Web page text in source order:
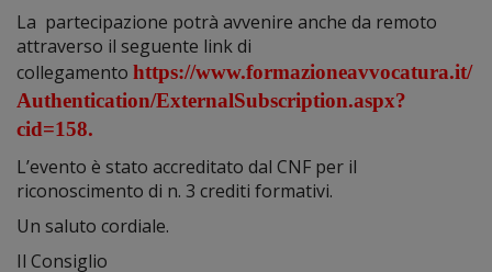
La partecipazione potrà avvenire anche da remoto
attraverso il seguente link di
collegamento https://www.formazioneavvocatura.it/
Authentication/ExternalSubscription.aspx?
cid=158.
L’evento è stato accreditato dal CNF per il
riconoscimento di n. 3 crediti formativi.
Un saluto cordiale.
Il Consiglio